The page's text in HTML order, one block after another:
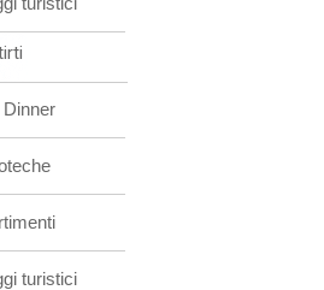
turistici